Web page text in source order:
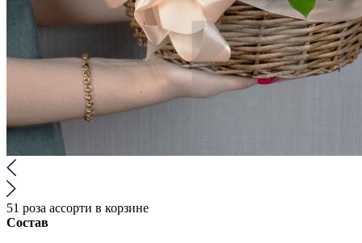
51 роза ассорти в корзине
Состав